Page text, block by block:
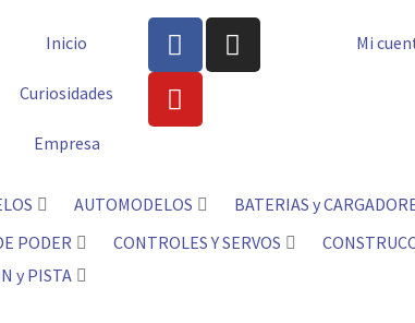
Inicio
Curiosidades
Empresa
Mi
AUTOMODELOS
BATERIAS y
PODER
CONTROLES Y SERVOS
y PISTA